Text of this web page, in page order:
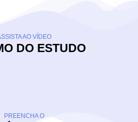
AO VÍDEO
DO ESTUDO
PREENCHA O